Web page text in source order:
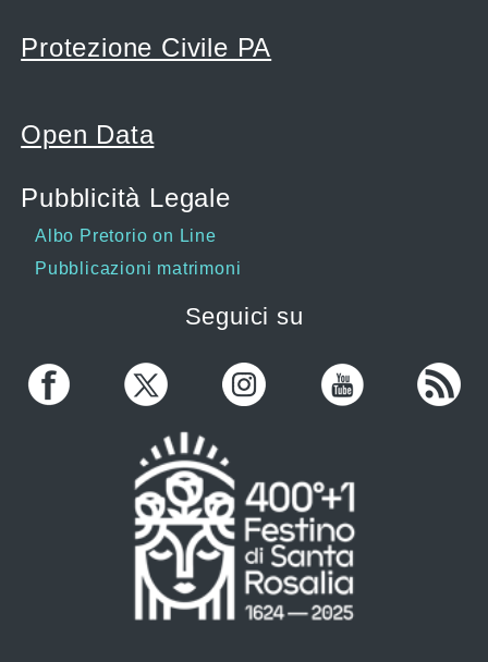
Protezione Civile PA
Open Data
Pubblicità Legale
Albo Pretorio on Line
Pubblicazioni matrimoni
Seguici su